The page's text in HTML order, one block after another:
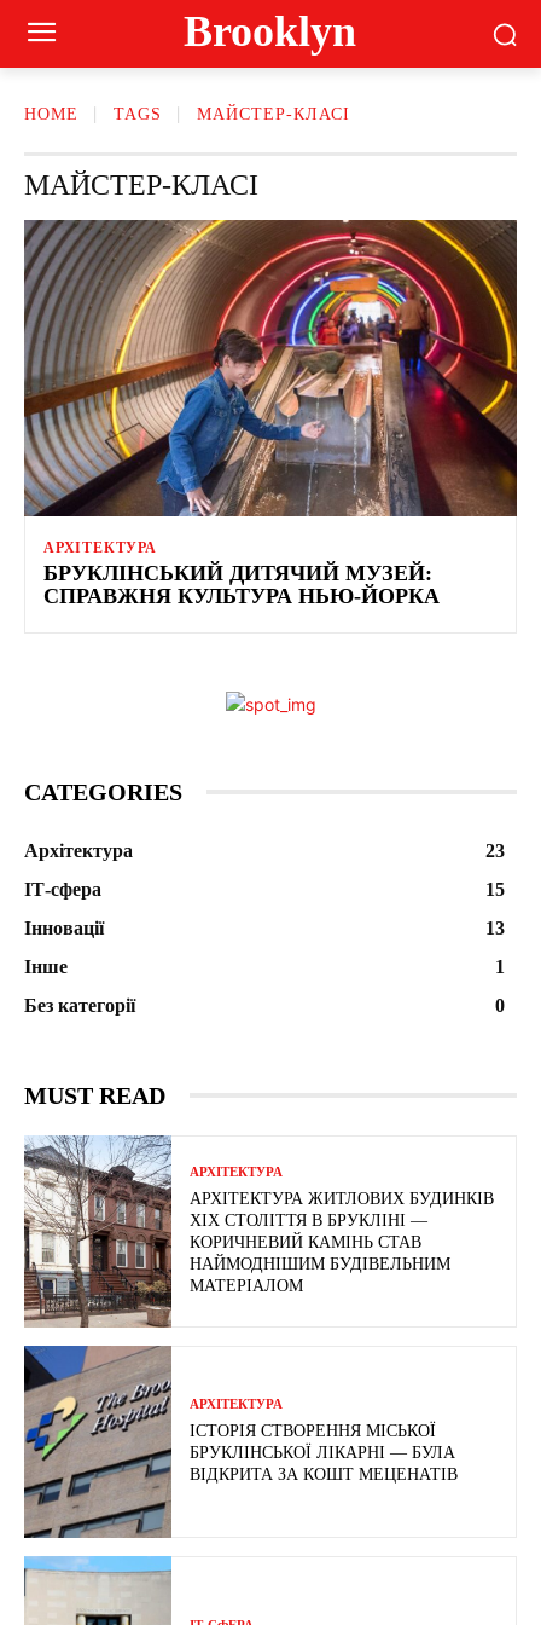
Brooklyn
HOME TAGS МАЙСТЕР-КЛАСІ
МАЙСТЕР-КЛАСІ
АРХІТЕКТУРА
БРУКЛІНСЬКИЙ ДИТЯЧИЙ МУЗЕЙ:
СПРАВЖНЯ КУЛЬТУРА НЬЮ-ЙОРКА
CATEGORIES
Архітектура
23
ІТ-сфера
15
Інновації
13
Інше
1
Без категорії
0
MUST READ
АРХІТЕКТУРА
АРХІТЕКТУРА ЖИТЛОВИХ БУДИНКІВ
ХІХ СТОЛІТТЯ В БРУКЛІНІ —
КОРИЧНЕВИЙ КАМІНЬ СТАВ
НАЙМОДНІШИМ БУДІВЕЛЬНИМ
МАТЕРІАЛОМ
АРХІТЕКТУРА
ІСТОРІЯ СТВОРЕННЯ МІСЬКОЇ
БРУКЛІНСЬКОЇ ЛІКАРНІ — БУЛА
ВІДКРИТА ЗА КОШТ МЕЦЕНАТІВ